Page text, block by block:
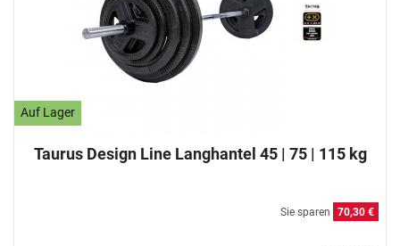
Auf Lager
Taurus Design Line Langhantel 45 | 75 | 115 kg
Sie sparen 70,30 €